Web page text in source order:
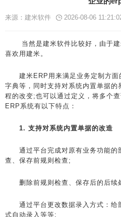
来源：建米软件 2026-08-06
当然是建米软件比较好，由于建
喜欢用建米。
建米ERP用来满足业务定制方面
字典等，同时支持对系统内置单据
程的改变;也可以通过定义，将多个
ERP系统有以下特点：
1. 支持对系统内置单据的改造
通过平台完成对原有业务功能的
查、保存前规则检查;
删除前规则检查、保存后的后续
通过平台更改数据录入方式：给
式自动录入等等;